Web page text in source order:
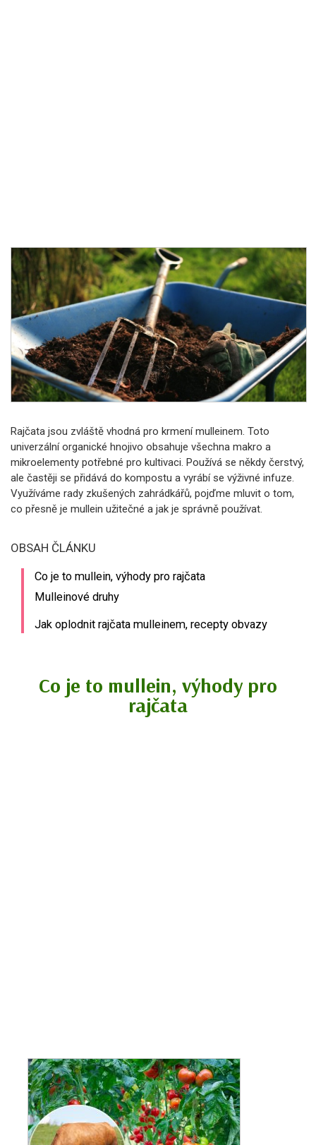
Rajčata jsou zvláště vhodná pro krmení mulleinem. Toto
univerzální organické hnojivo obsahuje všechna makro a
mikroelementy potřebné pro kultivaci. Používá se někdy čerstvý,
ale častěji se přidává do kompostu a vyrábí se výživné infuze.
Využíváme rady zkušených zahrádkářů, pojďme mluvit o tom,
co přesně je mullein užitečné a jak je správně používat.
OBSAH ČLÁNKU
Co je to mullein, výhody pro rajčata
Mulleinové druhy
Jak oplodnit rajčata mulleinem, recepty obvazy
Co je to mullein, výhody pro
rajčata